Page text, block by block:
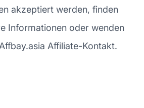
akzeptiert werden, finden
Informationen oder wenden
Affiliate-Kontakt.